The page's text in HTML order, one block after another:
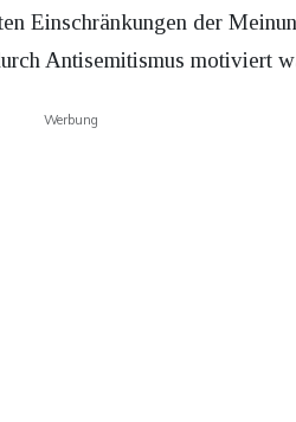
Einschränkungen der
Antisemitismus motiviert
Werbung